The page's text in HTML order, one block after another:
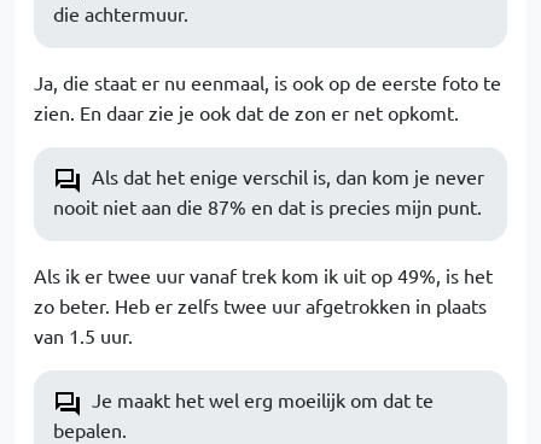
die achtermuur.
Ja, die staat er nu eenmaal, is ook op de eerste foto te
zien. En daar zie je ook dat de zon er net opkomt.
Als dat het enige verschil is, dan kom je never
nooit niet aan die 87% en dat is precies mijn punt.
Als ik er twee uur vanaf trek kom ik uit op 49%, is het
zo beter. Heb er zelfs twee uur afgetrokken in plaats
van 1.5 uur.
Je maakt het wel erg moeilijk om dat te
bepalen.